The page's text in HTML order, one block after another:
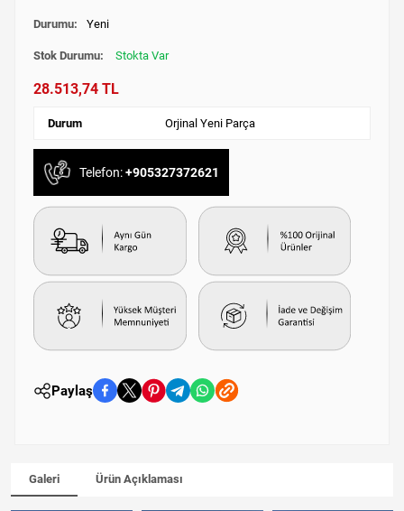
Durumu: Yeni
Stok Durumu: Stokta Var
28.513,74 TL
Durum Orjinal Yeni Parça
Telefon:+905327372621
Paylaş
Galeri Ürün Açıklaması